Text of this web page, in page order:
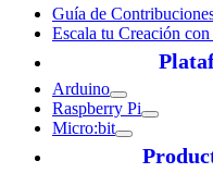
Guía de
Escala tu Creación
Arduino
Raspberry Pi
Micro:bit